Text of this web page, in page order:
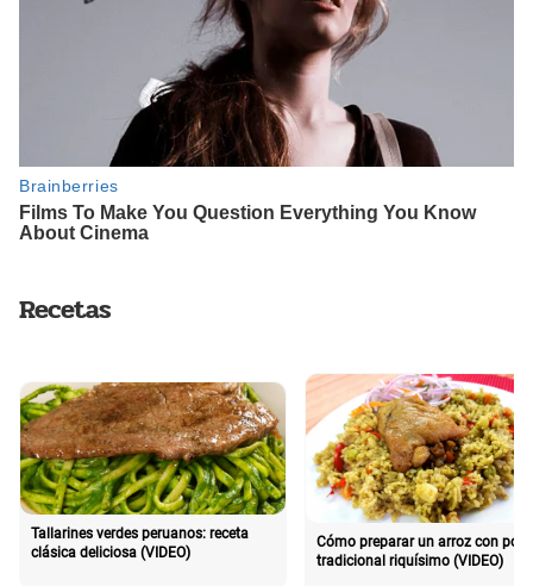
Recetas
Tallarines verdes peruanos: receta
clásica deliciosa (VIDEO)
Cómo preparar un arroz con pollo
tradicional riquísimo (VIDEO)